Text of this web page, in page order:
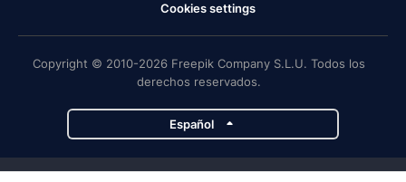
Cookies settings
Copyright © 2010-2026 Freepik Company S.L.U. Todos los
derechos reservados.
Español